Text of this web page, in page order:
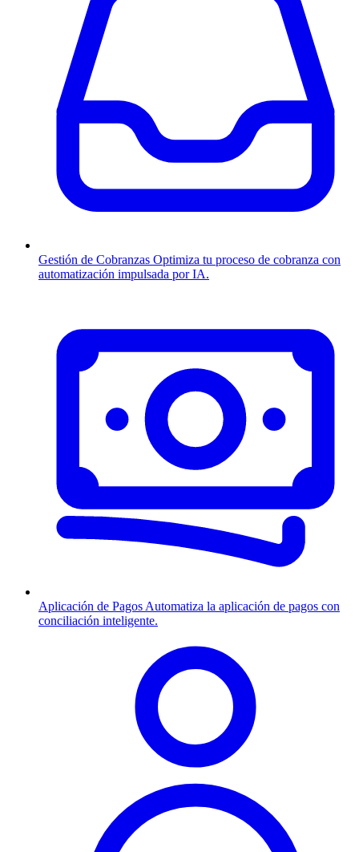
Gestión de Cobranzas Optimiza tu proceso de cobranza con
automatización impulsada por IA.
Aplicación de Pagos Automatiza la aplicación de pagos con
conciliación inteligente.